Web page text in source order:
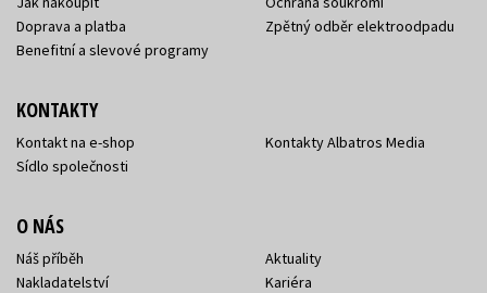
Doprava a platba
Benefitní a slevové programy
Zpětný odběr elektroodpadu
KONTAKTY
Kontakt na e-shop
Sídlo společnosti
Kontakty Albatros Media
O NÁS
Náš příběh
Nakladatelství
Aktuality
Kariéra